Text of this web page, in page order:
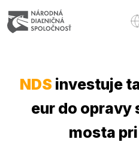
NDS investuje
eur do opravy
mosta